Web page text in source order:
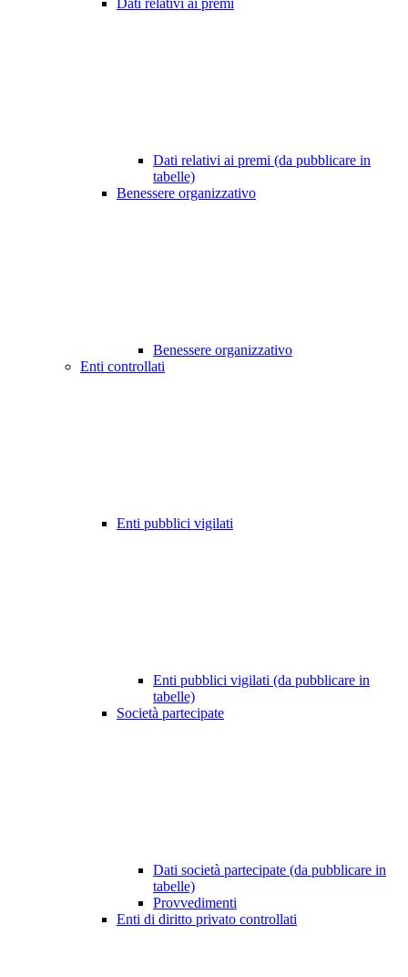
Dati relativi ai premi
Dati relativi ai premi (da pubblicare in
tabelle)
Benessere organizzativo
Benessere organizzativo
Enti controllati
Enti pubblici vigilati
Enti pubblici vigilati (da pubblicare in
tabelle)
Società partecipate
Dati società partecipate (da pubblicare in
tabelle)
Provvedimenti
Enti di diritto privato controllati